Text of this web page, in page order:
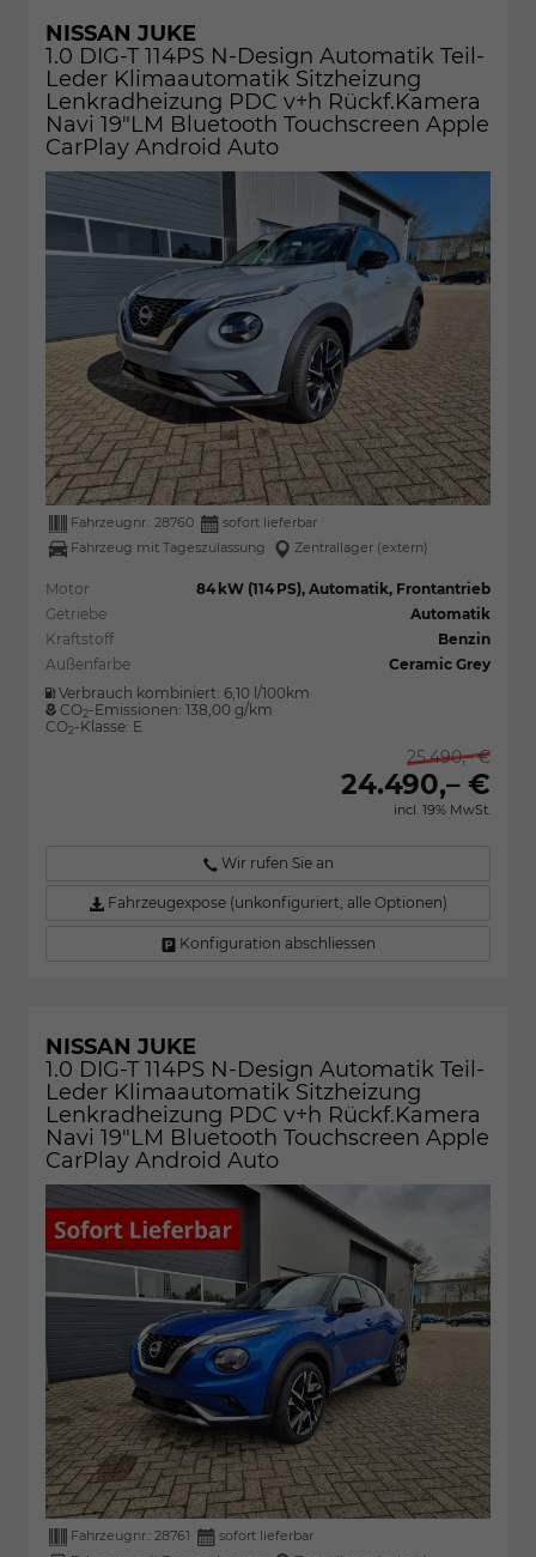
NISSAN JUKE
1.0 DIG-T 114PS N-Design Automatik Teil-
Leder Klimaautomatik Sitzheizung
Lenkradheizung PDC v+h Rückf.Kamera
Navi 19"LM Bluetooth Touchscreen Apple
CarPlay Android Auto
Fahrzeugnr.: 28760
sofort lieferbar
Fahrzeug mit Tageszulassung
Zentrallager (extern)
Motor
84 kW (114 PS), Automatik, Frontantrieb
Getriebe
Automatik
Kraftstoff
Benzin
Außenfarbe
Ceramic Grey
Verbrauch kombiniert: 6,10 l/100km
CO2-Emissionen: 138,00 g/km
CO2-Klasse: E
25.490,– €
24.490,– €
incl. 19% MwSt.
Wir rufen Sie an
Fahrzeugexpose (unkonfiguriert, alle Optionen)
Konfiguration abschliessen
NISSAN JUKE
1.0 DIG-T 114PS N-Design Automatik Teil-
Leder Klimaautomatik Sitzheizung
Lenkradheizung PDC v+h Rückf.Kamera
Navi 19"LM Bluetooth Touchscreen Apple
CarPlay Android Auto
Fahrzeugnr.: 28761
sofort lieferbar